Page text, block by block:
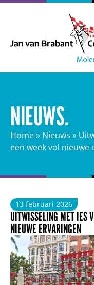
NIEUWS.
Home» Nieuws »
een week vol nieuwe
13 februari 2026
UITWISSELING MET IES
NIEUWE ERVARINGEN